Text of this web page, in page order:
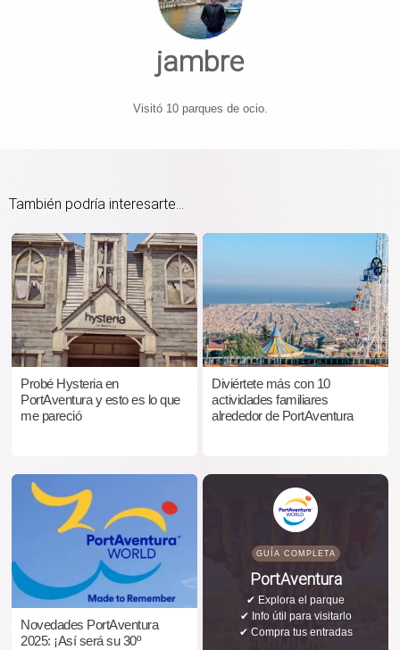
jambre
Visitó 10 parques de ocio.
También podría interesarte...
Probé Hysteria en
PortAventura y esto es lo que
me pareció
Diviértete más con 10
actividades familiares
alrededor de PortAventura
Novedades PortAventura
2025: ¡Así será su 30º
GUÍA COMPLETA
PortAventura
✔ Explora el parque
✔ Info útil para visitarlo
✔ Compra tus entradas